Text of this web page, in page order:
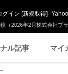
（2026年2月株式会社プラ
グイン [新規取得]
ル記事 マイ